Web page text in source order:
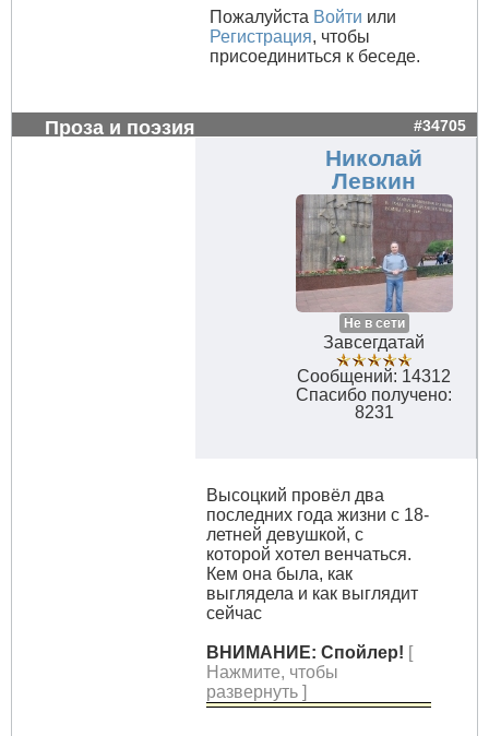
Пожалуйста Войти или
Регистрация, чтобы
присоединиться к беседе.
Проза и поэзия #34705
Николай
Левкин
Не в сети
Завсегдатай
Сообщений: 14312
Спасибо получено:
8231
Высоцкий провёл два
последних года жизни с 18-
летней девушкой, с
которой хотел венчаться.
Кем она была, как
выглядела и как выглядит
сейчас
ВНИМАНИЕ: Спойлер! [
Нажмите, чтобы
развернуть ]